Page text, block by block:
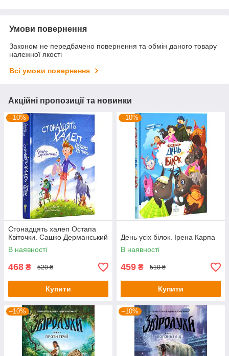
Умови повернення
Законом не передбачено повернення та обмін даного товару
належної якості
Всі умови повернення
Акційні пропозиції та новинки
–10%
Стонадцять халеп Остапа
Квіточки. Сашко Дерманський
В наявності
468 ₴ 520 ₴
Купити
–10%
День усіх білок. Ірена Карпа
В наявності
459 ₴ 510 ₴
Купити
–10% –10%